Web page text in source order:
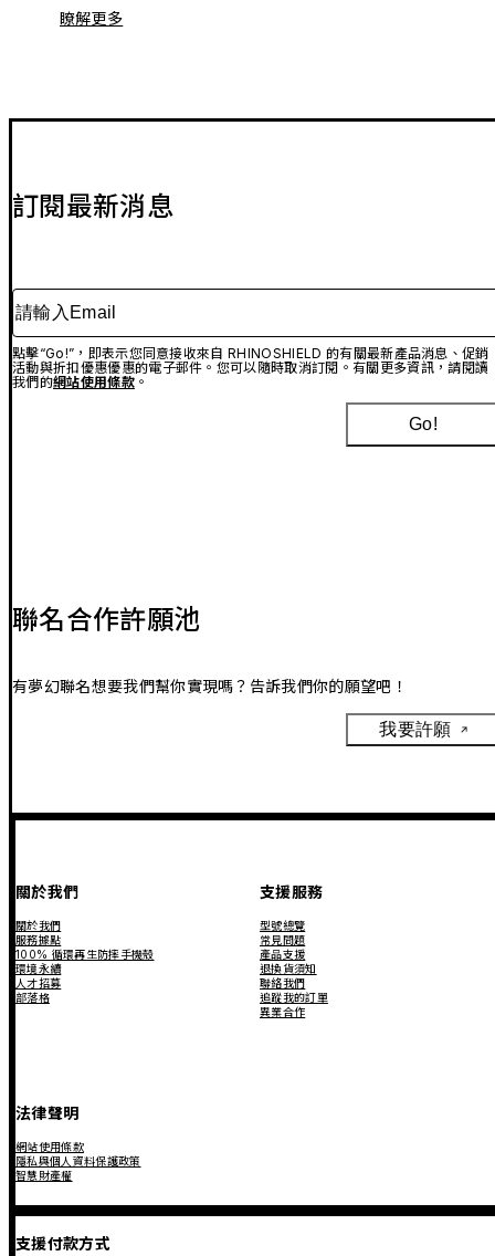
瞭解更多
訂閱最新消息
請輸入Email
點擊“Go!”，即表示您同意接收來自 RHINOSHIELD 的有關最新產品消息、促銷
活動與折扣優惠優惠的電子郵件。您可以隨時取消訂閱。有關更多資訊，請閱讀
我們的網站使用條款。
Go!
聯名合作許願池
有夢幻聯名想要我們幫你實現嗎？告訴我們你的願望吧！
我要許願
關於我們
關於我們
服務據點
100% 循環再生防摔手機殼
環境永續
人才招募
部落格
支援服務
型號總覽
常見問題
產品支援
退換貨須知
聯絡我們
追蹤我的訂單
異業合作
法律聲明
網站使用條款
隱私與個人資料保護政策
智慧財產權
支援付款方式